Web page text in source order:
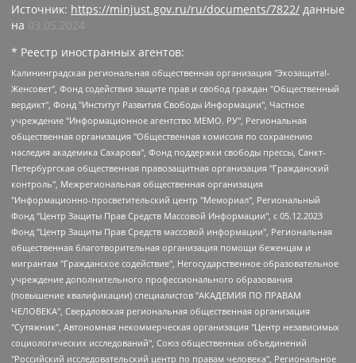
Источник: https://minjust.gov.ru/ru/documents/7822/ данные
на 03.05.2024
* Реестр иностранных агентов:
Калининградская региональная общественная организация "Экозащита!-Женсовет", Фонд содействия защите прав и свобод граждан "Общественный вердикт", Фонд "Институт Развития Свободы Информации", Частное учреждение "Информационное агентство МЕМО. РУ", Региональная общественная организация "Общественная комиссия по сохранению наследия академика Сахарова", Фонд поддержки свободы прессы, Санкт-Петербургская общественная правозащитная организация "Гражданский контроль", Межрегиональная общественная организация "Информационно-просветительский центр "Мемориал", Региональный Фонд "Центр Защиты Прав Средств Массовой Информации", с 05.12.2023 Фонд "Центр Защиты Прав Средств массовой информации", Региональная общественная благотворительная организация помощи беженцам и мигрантам "Гражданское содействие", Негосударственное образовательное учреждение дополнительного профессионального образования (повышение квалификации) специалистов "АКАДЕМИЯ ПО ПРАВАМ ЧЕЛОВЕКА", Свердловская региональная общественная организация "Сутяжник", Автономная некоммерческая организация "Центр независимых социологических исследований", Союз общественных объединений "Российский исследовательский центр по правам человека", Региональное общественное учреждение научно-информационный центр "МЕМОРИАЛ", Некоммерческая организация "Фонд защиты гласности", Автономная некоммерческая организация "Институт прав человека", Городская общественная организация "Екатеринбургское общество "МЕМОРИАЛ", Городская общественная организация "Рязанское историко-просветительское и правозащитное общество "Мемориал" (Рязанский Мемориал), Челябинский региональный орган общественной самодеятельности – женское общественное объединение "Женщины Евразии", Челябинский региональный орган общественной самодеятельности "Уральская правозащитная группа", Фонд содействия защите здоровья и социальной справедливости имени Андрея Рылькова, Автономная Некоммерческая Организация "Аналитический Центр Юрия Левады", Автономная некоммерческая организация социальной поддержки населения "Проект Апрель", Региональная общественная организация помощи женщинам и детям, находящимся в кризисной ситуации "Информационно-методический центр "Анна", Фонд содействия развитию массовых коммуникаций и правовому просвещению "Так-так-Так", Фонд содействия устойчивому развитию "Серебряная тайга", Свердловский региональный общественный фонд социальных проектов "Новое время", "Idel.Реалии", Кавказ.Реалии, Крым.Реалии, Телеканал Настоящее Время, Татаро-башкирская служба Радио Свобода (Azatliq Radiosi), Радио Свободная Европа/Радио Свобода (PCE/PC), "Сибирь.Реалии", "Фактограф", Благотворительный фонд помощи осужденным и их семьям, Автономная некоммерческая организация "Институт глобализации и социальных движений", Фонд "В защиту прав заключенных", Частное учреждение "Центр поддержки и содействия развитию средств массовой информации", Пензенский региональный общественный благотворительный фонд "Гражданский союз", "Север.Реалии", Некоммерческая организация Фонд "Правовая инициатива", Общество с ограниченной ответственностью "Радио Свободная Европа/Радио Свобода", Чешское информационное агентство "MEDIUM-ORIENT", Красноярская региональная общественная организация "Мы против СПИДа", Камалягин Денис Николаевич, Маркелов Сергей Евгеньевич, Пономарев Лев Александрович, Савицкая Людмила Алексеевна, Автономная некоммерческая организация "Центр по работе с проблемой насилия "НАСИЛИЮ.НЕТ", Межрегиональный профессиональный союз работников здравоохранения "Альянс врачей", Юридическое лицо, зарегистрированное в Латвийской Республике, SIA "Medusa Project" (регистрационный номер 40103797863, дата регистрации 10.06.2014), Некоммерческая организация "Фонд по борьбе с коррупцией", Автономная некоммерческая организация "Институт права и публичной политики", Баданин Роман Сергеевич, Гликин Максим Александрович, Железнова Мария Михайловна, Лукьянова Юлия Сергеевна, Маетная Елизавета Витальевна, Маняхин Петр Борисович, Чуракова Ольга Владимировна, Ярош Юлия Петровна, Юридическое лицо "The Insider SIA", зарегистрированное в Риге, Латвийская Республика (дата регистрации 26.06.2015), являющееся администратором доменного имени интернет-издания "The Insider SIA", https://theins.ru, Постернак Алексей Евгеньевич, Рубин Михаил Аркадьевич, Анин Роман Александрович, Юридическое лицо Istories fonds, зарегистрированное в Латвийской Республике (регистрационный номер 50008295751, дата регистрации 24.02.2020), Великовский Дмитрий Александрович, Долинина Ирина Николаевна, Мароховская Алеся Алексеевна, Шлейнов Роман Юрьевич, Шмагун Олеся Валентиновна, Общество с ограниченной ответственностью "Альтаир 2021", Общество с ограниченной ответственностью "Вега 2021", Общество с ограниченной ответственностью "Главный редактор 2021", Общество с ограниченной ответственностью "Ромашки монолит", Важенков Артем Валерьевич, Ивановская областная общественная организация "Центр гендерных исследований", Гурман Юрий Альбертович, Медиапроект "ОВД-Инфо", Егоров Владимир Владимирович, Жилинский Владимир Александрович, Общество с ограниченной ответственностью "ЗП", Иванова София Юрьевна, Карезина Инна Павловна, Кильтау Екатерина Викторовна, Петров Алексей Викторович, Пискунов Сергей Евгеньевич, Смирнов Сергей Сергеевич, Тихонов Михаил Сергеевич, Общество с ограниченной ответственностью "ЖУРНАЛИСТ-ИНОСТРАННЫЙ АГЕНТ", Арапова Галина Юрьевна, Вольтская Татьяна Анатольевна, Американская компания "Mason G.E.S. Anonymous Foundation" (США), являющаяся владельцем интернет-издания https://mnews.world/, Компания "Stichting Bellingcat", зарегистрированная в Нидерландах (дата регистрации 11.07.2018), Захаров Андрей Вячеславович, Клепиковская Екатерина Дмитриевна, Общество с ограниченной ответственностью "МЕМО", Перл Роман Александрович, Симонов Евгений Алексеевич, Соловьева Елена Анатольевна, Сотников Даниил Владимирович, Сурначева Елизавета Дмитриевна, Автономная некоммерческая организация по защите прав человека и информированию населения "Якутия – Наше Мнение", Общество с ограниченной ответственностью "Москоу диджитал медиа", с 26.01.2023 Общество с ограниченной ответственностью "Чайка Белые сады", Ветошкина Валерия Валерьевна, Заговора Максим Александрович, Межрегиональное общественное движение "Российская ЛГБТ - сеть", Оленичев Максим Владимирович, Павлов Иван Юрьевич, Скворцова Елена Сергеевна, Общество с ограниченной ответственностью "Как бы инагент", Кочетков Игорь Викторович, Общество с ограниченной ответственностью "Честные выборы", Еланчик Олег Александрович, Общество с ограниченной ответственностью "Нобелевский призыв", Гималова Регина Эмилевна, Григорьев Андрей Валерьевич, Григорьева Алина Александровна, Ассоциация по содействию защите прав призывников, альтернативнослужащих и военнослужащих "Правозащитная группа "Гражданин.Армия.Право", Хисамова Регина Фаритовна, Автономная некоммерческая организация по реализации социально-правовых программ "Лилит", Дальневосточное общественное движение "Маяк", Санкт-Петербургская ЛГБТ-инициативная группа "Выход", Инициативная группа ЛГБТ+ "Реверс", Алексеев Андрей Викторович, Бекбулатова Таисия Львовна, Беляев Иван Михайлович, Владыкина Елена Сергеевна, Гельман Марат Александрович, Никульшина Вероника Юрьевна, Толоконникова Надежда Андреевна, Шендерович Виктор Анатольевич, Общество с ограниченной ответственностью "Данное сообщение", Общество с ограниченной ответственностью Издательский дом "Новая глава", Айнбиндер Александра Александровна, Московский комьюнити-центр для ЛГБТ+инициатив, Благотворительный фонд развития филантропии, Deutsche Welle (Германия, Kurt-Schumacher-Strasse 3, 53113 Bonn), Борзунова Мария Михайловна, Воробьев Виктор Викторович, Голубева Анна Львовна, Константинова Алла Михайловна, Малкова Ирина Владимировна, Мурадов Мурад Абдулгалимович, Осетинская Елизавета Николаевна, Понасенков Евгений Николаевич, Ганапольский Матвей Юрьевич, Киселев Евгений Алексеевич, Борухович Ирина Григорьевна, Дремин Иван Тимофеевич, Дубровский Дмитрий Викторович, Красноярская региональная общественная организация поддержки и развития альтернативных образовательных технологий и межкультурных коммуникаций "ИНТЕРРА", Маяковская Екатерина Алексеевна, Фейгин Марк Захарович, Филимонов Андрей Викторович, Дзугкоева Регина Николаевна, Доброхотов Роман Александрович, Дудь Юрий Александрович, Елкин Сергей Владимирович, Кругликов Кирилл Игоревич, Сабунаева Мария Леонидовна, Семенов Алексей Владимирович, Шаинян Карен Багратович, Шульман Екатерина Михайловна, Асафьев Артур Валерьевич, Вахштайн Виктор Семенович, Венедиктов Алексей Алексеевич, Лушникова Екатерина Евгеньевна, Волков Леонид Михайлович, Невзоров Александр Глебович, Пархоменко Сергей Борисович, Сироткин Ярослав Николаевич, Кара-Мурза Владимир Владимирович, Баранова Наталья Владимировна, Гозман Леонид Яковлевич, Кагарлицкий Борис Юльевич, Климарев Михаил Валерьевич, Милов Владимир Станиславович, Автономная некоммерческая организация Краснодарский центр современного искусства "Типография", Моргенштерн Алишер Тагирович, Соболь Любовь Эдуардовна, Общество с ограниченной ответственностью "ЛИЗА НОРМ", Каспаров Гарри Кимович, Ходорковский Михаил Борисович, Общество с ограниченной ответственностью "Апрельские тезисы", Данилович Ирина Брониславовна, Кашин Олег Владимирович, Петров Николай Владимирович, Пивоваров Алексей Владимирович, Соколов Михаил Владимирович, Цветкова Юлия Владимировна, Чичваркин Евгений Александрович, Комитет против пыток/Команда против пыток, Общество с ограниченной ответственностью "Первый научный", Общество с ограниченной ответственностью "Вертолет и ко", Белоцерковская Вероника Борисовна, Кац Максим Евгеньевич, Лазарева Татьяна Юрьевна, Шаведдинов Руслан Табризович, Яшин Илья Валерьевич, Общество с ограниченной ответственностью "Иноагент ААВ", Алешковский Дмитрий Петрович, Альбац Евгения Марковна, Быков Дмитрий Львович, Галямина Юлия Евгеньевна, Лойко Сергей Леонидович, Мартынов Кирилл Константинович, Медведев Сергей Александрович, Крашенинников Федор Геннадиевич, Гордеева Катерина Вл